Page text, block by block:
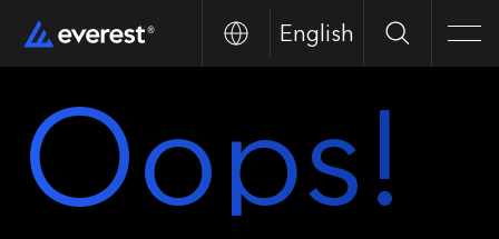
English Search
Oops!